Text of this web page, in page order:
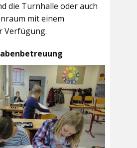
die Turnhalle oder auch
mit einem
Verfügung.